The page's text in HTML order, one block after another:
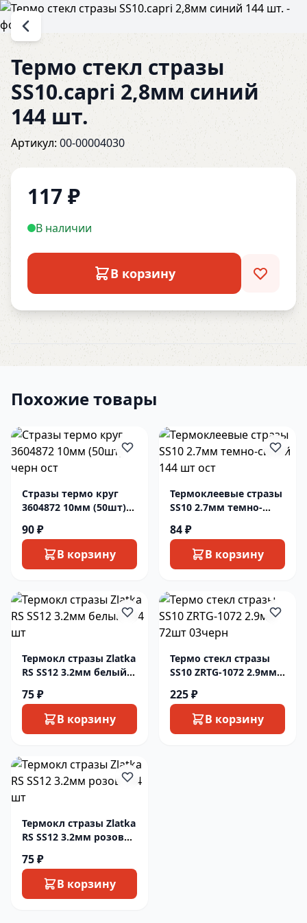
Термо стекл стразы
SS10.capri 2,8мм синий
144 шт.
Артикул: 00-00004030
117₽
В наличии
В корзину
Похожие товары
Стразы термо круг
3604872 10мм (50шт)
90 ₽
В корзину
Термоклеевые стразы
SS10 2.7мм темно-
84 ₽
В корзину
Термокл стразы Zlatka
RS SS12 3.2мм белый
75 ₽
В корзину
Термо стекл стразы
SS10 ZRTG-1072 2.9мм
225 ₽
В корзину
Термокл стразы Zlatka
RS SS12 3.2мм розов
75 ₽
В корзину